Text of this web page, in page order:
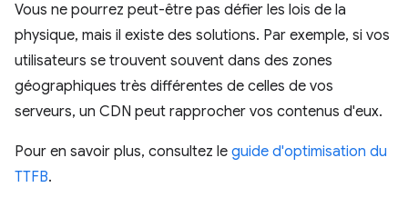
Vous ne pourrez peut-être pas défier les lois de la
physique, mais il existe des solutions. Par exemple, si vos
utilisateurs se trouvent souvent dans des zones
géographiques très différentes de celles de vos
serveurs, un CDN peut rapprocher vos contenus d'eux.
Pour en savoir plus, consultez le guide d'optimisation du
TTFB.